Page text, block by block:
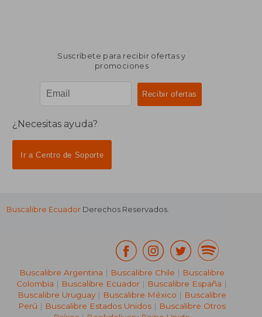
Suscríbete para recibir ofertas y
promociones
¿Necesitas ayuda?
Ir a Centro de Soporte
Buscalibre Ecuador Derechos Reservados.
Buscalibre Argentina | Buscalibre Chile | Buscalibre
Colombia | Buscalibre Ecuador | Buscalibre España |
Buscalibre Uruguay| Buscalibre México | Buscalibre
Perú | Buscalibre Estados Unidos| Buscalibre Otros